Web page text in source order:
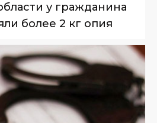
у гражданина
более 2 кг опия